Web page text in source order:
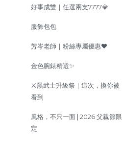
好事成雙｜任選兩支7777💎
服飾包包
芳岑老師｜粉絲專屬優惠❤️
金色腕錶精選✨
⚔️黑武士升級祭｜這次，換你被
看到
風格，不只一面 | 2026 父親節限
定